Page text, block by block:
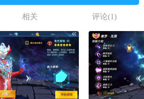
相关 评论(1)